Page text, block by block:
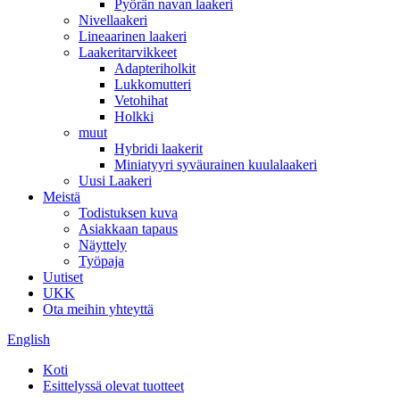
Pyörän navan laakeri
Nivellaakeri
Lineaarinen laakeri
Laakeritarvikkeet
Adapteriholkit
Lukkomutteri
Vetohihat
Holkki
muut
Hybridi laakerit
Miniatyyri syväurainen kuulalaakeri
Uusi Laakeri
Meistä
Todistuksen kuva
Asiakkaan tapaus
Näyttely
Työpaja
Uutiset
UKK
Ota meihin yhteyttä
English
Koti
Esittelyssä olevat tuotteet